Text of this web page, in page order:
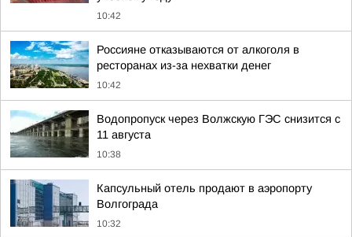
10:42
Россияне отказываются от алкоголя в
ресторанах из-за нехватки денег
10:42
Водопропуск через Волжскую ГЭС снизится с
11 августа
10:38
Капсульный отель продают в аэропорту
Волгограда
10:32